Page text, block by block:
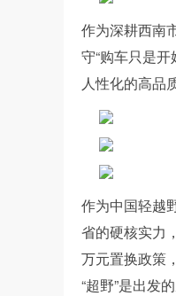
作为深耕西南
守“购车只是
人性化的高品
作为中国轻越
省的硬核实力
万元置换政策
“超野”是出发